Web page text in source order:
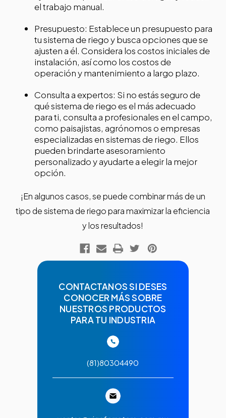
el trabajo manual.
Presupuesto: Establece un presupuesto para
tu sistema de riego y busca opciones que se
ajusten a él. Considera los costos iniciales de
instalación, así como los costos de
operación y mantenimiento a largo plazo.
Consulta a expertos: Si no estás seguro de
qué sistema de riego es el más adecuado
para ti, consulta a profesionales en el campo,
como paisajistas, agrónomos o empresas
especializadas en sistemas de riego. Ellos
pueden brindarte asesoramiento
personalizado y ayudarte a elegir la mejor
opción.
¡En algunos casos, se puede combinar más de un
tipo de sistema de riego para maximizar la eficiencia
y los resultados!
CONTACTANOS SI DESES
CONOCER MÁS SOBRE
NUESTROS PRODUCTOS
PARA TU INDUSTRIA
(81)80304490